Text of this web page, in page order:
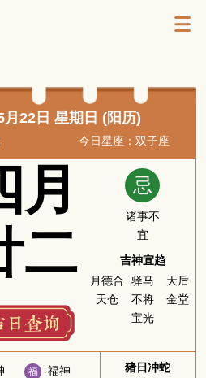
22日 星期日 (阳历)
今日星座：双子座
月
二
忌
诸事不
宜
吉神宜趋
月德合
驿马
天后
天仓
不将
金堂
宝光
福 福神
猪日冲蛇